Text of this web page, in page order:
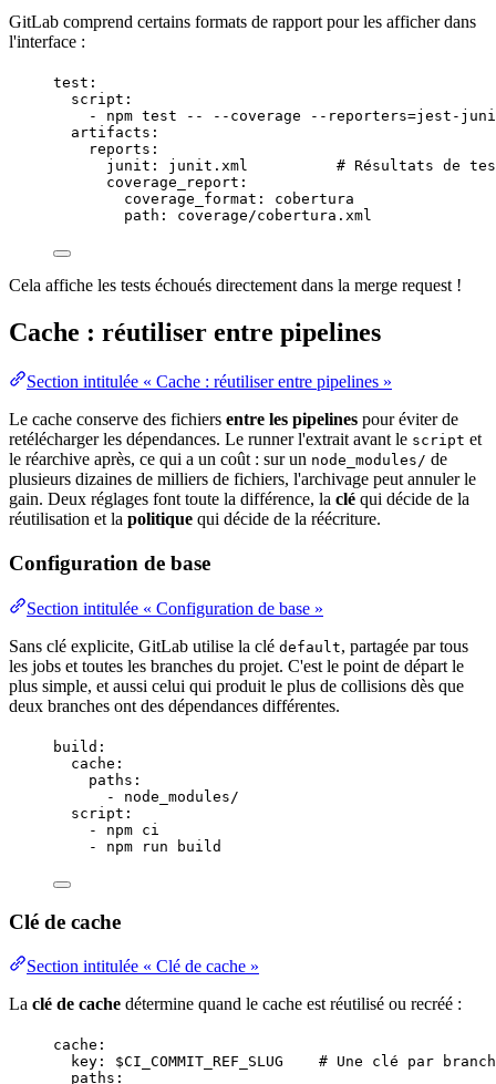
GitLab comprend certains formats de rapport pour les afficher dans
l'interface :
test :
script :
- npm test -- --coverage --reporters=jest-
artifacts :
reports :
junit : junit.xml
# Résultats de
coverage_report :
coverage_format : cobertura
path : coverage/cobertura.xml
Cela affiche les tests échoués directement dans la merge request !
Cache : réutiliser entre pipelines
Section intitulée « Cache : réutiliser entre pipelines »
Le cache conserve des fichiers entre les pipelines pour éviter de
retélécharger les dépendances. Le runner l'extrait avant le script et
le réarchive après, ce qui a un coût : sur un node_modules/ de
plusieurs dizaines de milliers de fichiers, l'archivage peut annuler le
gain. Deux réglages font toute la différence, la clé qui décide de la
réutilisation et la politique qui décide de la réécriture.
Configuration de base
Section intitulée « Configuration de base »
Sans clé explicite, GitLab utilise la clé default, partagée par tous
les jobs et toutes les branches du projet. C'est le point de départ le
plus simple, et aussi celui qui produit le plus de collisions dès que
deux branches ont des dépendances différentes.
build :
cache :
paths :
- node_modules/
script :
- npm ci
- npm run build
Clé de cache
Section intitulée « Clé de cache »
La clé de cache détermine quand le cache est réutilisé ou recréé :
cache :
key : $CI_COMMIT_REF_SLUG
# Une clé par
paths :